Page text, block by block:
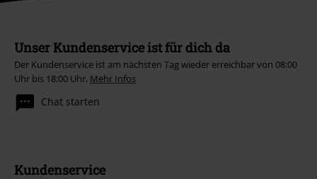
Unser Kundenservice ist für dich da
Der Kundenservice ist am nächsten Tag wieder erreichbar von 08:00
Uhr bis 18:00 Uhr. Mehr Infos
Chat starten
Kundenservice